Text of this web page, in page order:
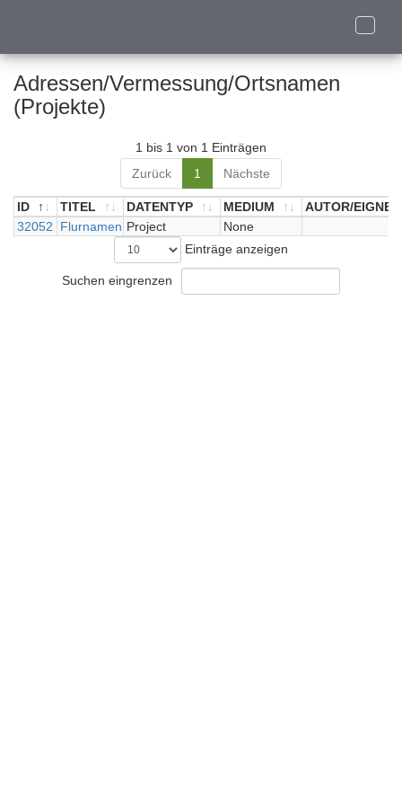
Toggle
Adressen/Vermessung/Ortsnamen
(Projekte)
1 bis 1 von 1 Einträgen
Zurück
1 Nächste
ID TITEL DATENTYP MEDIUM
AUTOR/EIGNER
ID
TITEL DATENTYP MEDIUM
32052 Flurnamen Project
None
Einträge anzeigen
Suchen eingrenzen